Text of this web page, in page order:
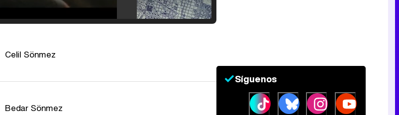
Celil Sönmez
Bedar Sönmez
Síguenos